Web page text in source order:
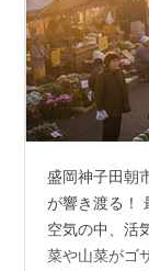
盛岡神子田朝
が響き渡る！
空気の中、活
菜や山菜がゴ